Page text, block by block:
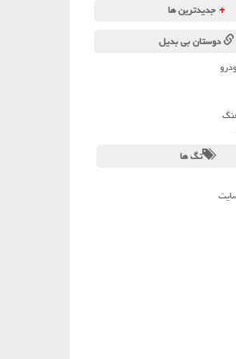
+ جدیدترین ها
دوستان بی بدیل
تگ ها